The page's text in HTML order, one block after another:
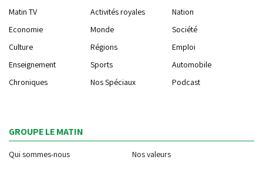
Matin TV Activités royales
Nation
Economie
Monde
Société
Culture
Régions
Emploi
Enseignement
Sports
Automobile
Chroniques
Nos Spéciaux Podcast
GROUPE LE MATIN
Qui sommes-nous
Nos valeurs